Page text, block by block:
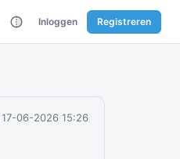
Inloggen Registreren
17-06-2026 15:26